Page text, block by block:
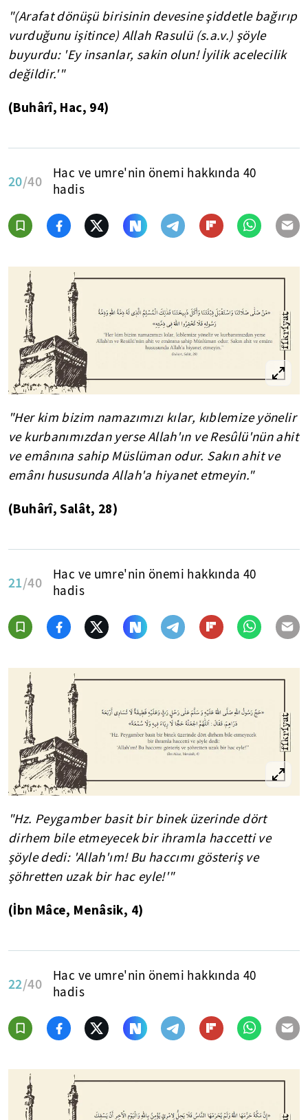
"(Arafat dönüşü birisinin devesine şiddetle bağırıp
vurduğunu işitince) Allah Rasulü (s.a.v.) şöyle
buyurdu: 'Ey insanlar, sakin olun! İyilik acelecilik
değildir.'"
(Buhârî, Hac, 94)
20/40
Hac ve umre'nin önemi hakkında 40
hadis
"Her kim bizim namazımızı kılar, kıblemize yönelir
ve kurbanımızdan yerse Allah'ın ve Resûlü'nün ahit
ve emânına sahip Müslüman odur. Sakın ahit ve
emânı hususunda Allah'a hiyanet etmeyin."
(Buhârî, Salât, 28)
21/40
Hac ve umre'nin önemi hakkında 40
hadis
"Hz. Peygamber basit bir binek üzerinde dört
dirhem bile etmeyecek bir ihramla haccetti ve
şöyle dedi: 'Allah'ım! Bu haccımı gösteriş ve
şöhretten uzak bir hac eyle!'"
(İbn Mâce, Menâsik, 4)
22/40
Hac ve umre'nin önemi hakkında 40
hadis